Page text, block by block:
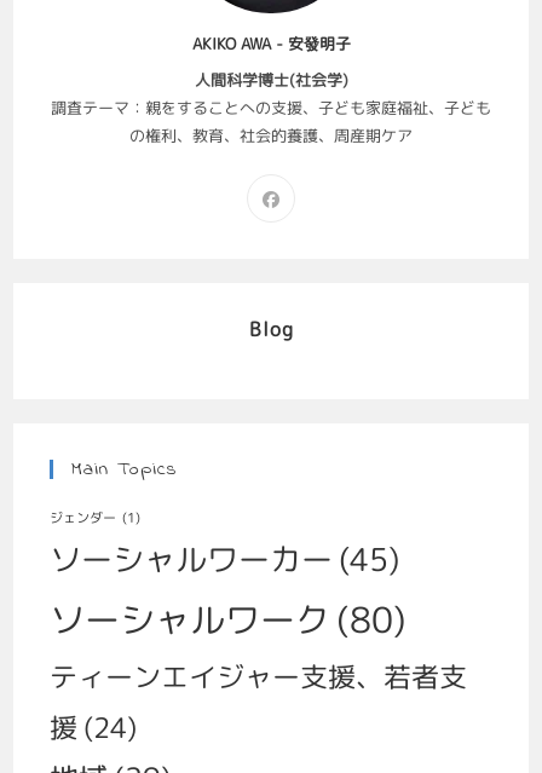
AKIKO AWA - 安發明子
人間科学博士(社会学)
調査テーマ：親をすることへの支援、子ども家庭福祉、子ども
の権利、教育、社会的養護、周産期ケア
Blog
Main Topics
ジェンダー (1)
ソーシャルワーカー (45)
ソーシャルワーク (80)
ティーンエイジャー支援、若者支
援 (24)